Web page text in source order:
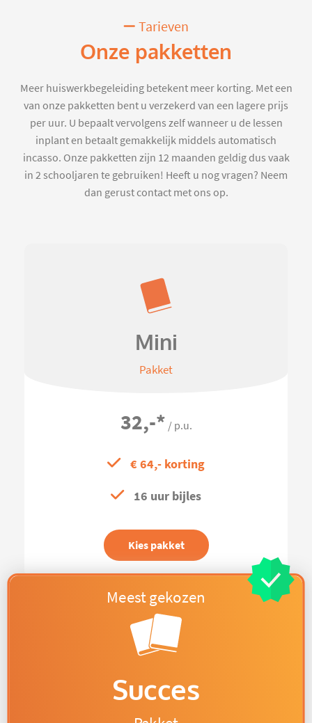
Tarieven
Onze pakketten
Meer huiswerkbegeleiding betekent meer korting. Met een
van onze pakketten bent u verzekerd van een lagere prijs
per uur. U bepaalt vervolgens zelf wanneer u de lessen
inplant en betaalt gemakkelijk middels automatisch
incasso. Onze pakketten zijn 12 maanden geldig dus vaak
in 2 schooljaren te gebruiken! Heeft u nog vragen? Neem
dan gerust contact met ons op.
Mini
Pakket
32,-* / p.u.
€ 64,- korting
16 uur bijles
Kies pakket
Succes